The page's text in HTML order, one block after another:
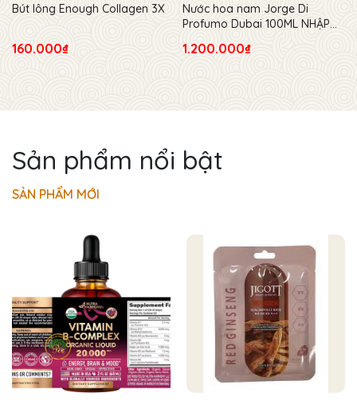
Bút lông Enough Collagen 3X
160.000₫
Nước hoa nam Jorge Di
Profumo Dubai 100ML NHẬP
1.200.000₫
Sản phẩm nổi bật
SẢN PHẨM MỚI